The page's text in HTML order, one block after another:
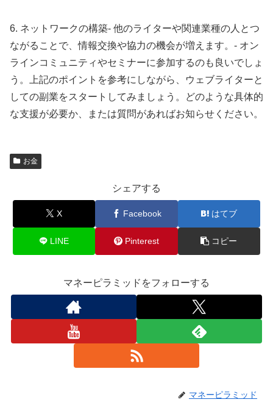
6. ネットワークの構築- 他のライターや関連業種の人とつ
ながることで、情報交換や協力の機会が増えます。- オン
ラインコミュニティやセミナーに参加するのも良いでしょ
う。上記のポイントを参考にしながら、ウェブライターと
しての副業をスタートしてみましょう。どのような具体的
な支援が必要か、または質問があればお知らせください。
お金
シェアする
X Facebook はてブ
LINE Pinterest コピー
マネーピラミッドをフォローする
マネーピラミッド